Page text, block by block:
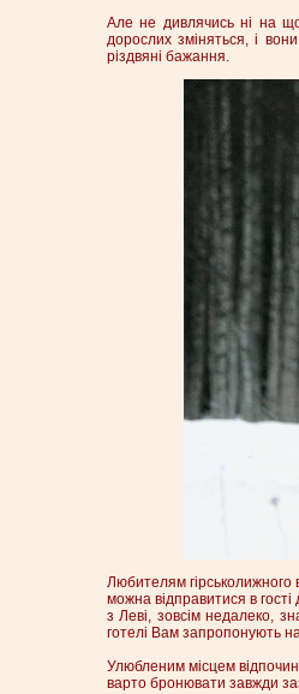
Але не дивлячись ні на
дорослих зміняться, і
різдвяні бажання.
Любителям гірськолижного
можна відправитися в
з Леві, зовсім недалеко,
готелі Вам запропонують
Улюбленим місцем
варто бронювати завжди